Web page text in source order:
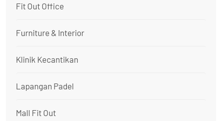
Fit Out Office
Furniture & Interior
Klinik Kecantikan
Lapangan Padel
Mall Fit Out